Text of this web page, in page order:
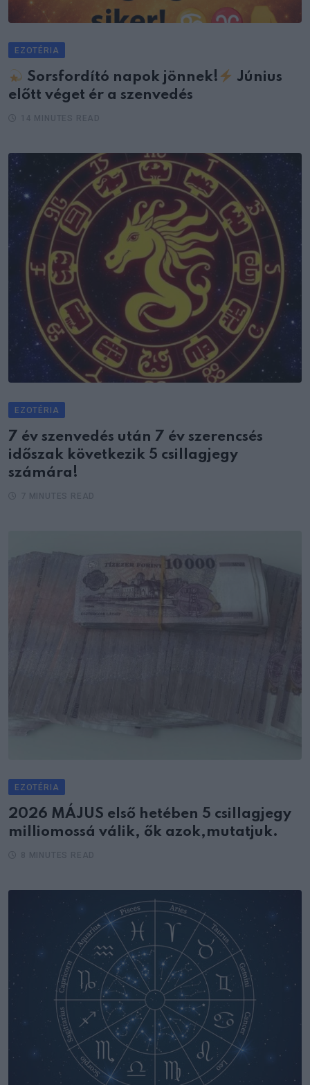
EZOTÉRIA
Sorsfordító napok jönnek!
Június
előtt véget ér a szenvedés
EZOTÉRIA
7 év szenvedés után 7 év szerencsés
időszak következik 5 csillagjegy
számára!
EZOTÉRIA
2026 MÁJUS első hetében 5 csillagjegy
milliomossá válik, ők azok,mutatjuk.